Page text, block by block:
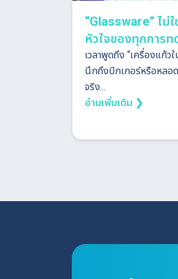
“Glassware” ไม่
หัวใจของทุกการ
เวลาพูดถึง “เครื่องแก้
นึกถึงบีกเกอร์หรือหลอ
จริง...
อ่านเพิ่มเติม ❯